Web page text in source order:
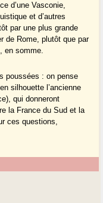
d’une Vasconie,
et d’autres
par une plus grande
de Rome, plutôt que par
en somme.
poussées : on pense
silhouette l’ancienne
qui donneront
la France du Sud et la
ces questions,